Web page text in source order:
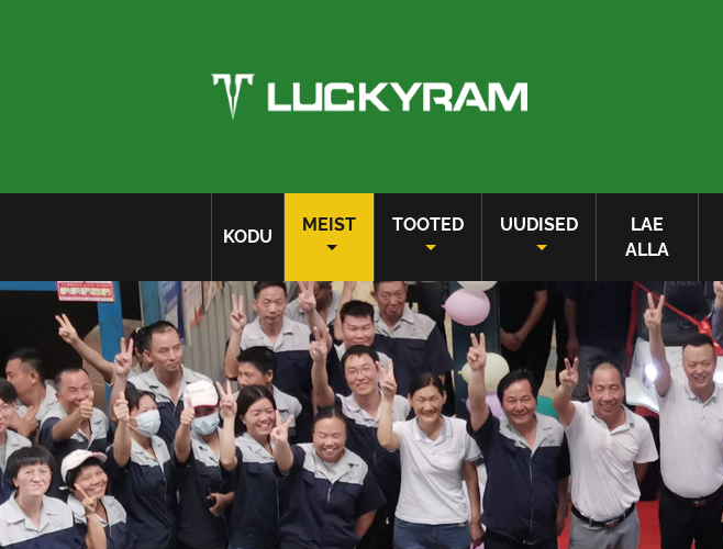
KODU
MEIST TOOTED UUDISED
LAE
ALLA